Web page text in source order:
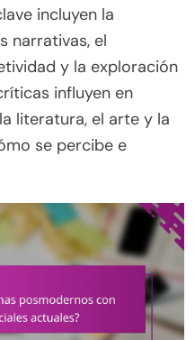
incluyen la
narrativas, el
y la exploración
influyen en
literatura, el arte y la
se percibe e